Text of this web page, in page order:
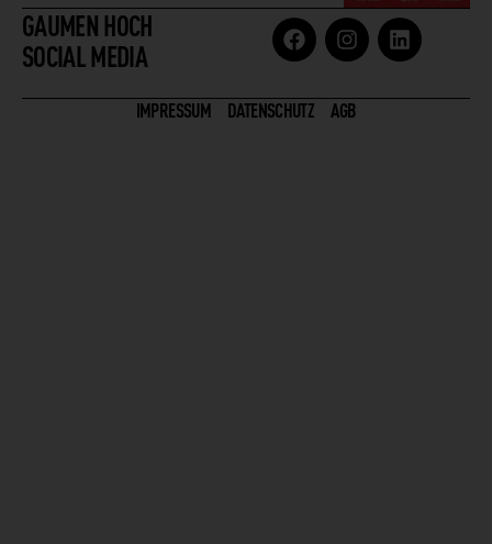
GAUMEN HOCH
SOCIAL MEDIA
IMPRESSUM DATENSCHUTZ AGB